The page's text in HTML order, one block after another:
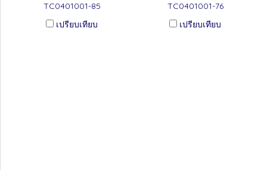
TC0401001-85
เปรียบเทียบ
TC0401001-76
เปรียบเทียบ